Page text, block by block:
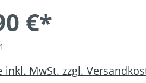
€*
1
inkl. MwSt. zzgl.